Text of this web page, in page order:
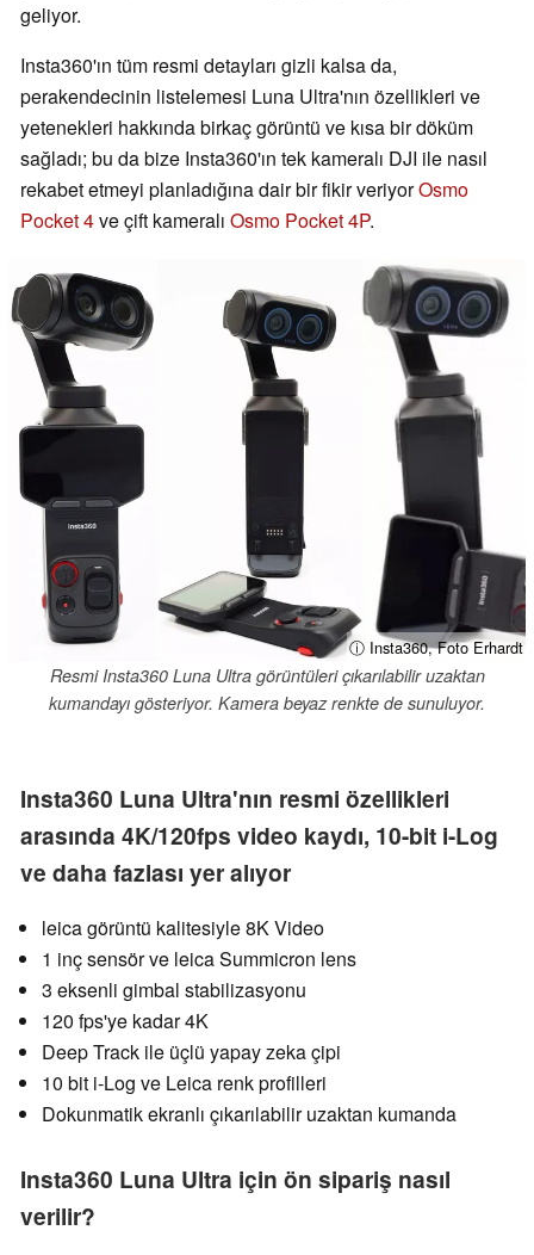
geliyor.
Insta360'ın tüm resmi detayları gizli kalsa da,
perakendecinin listelemesi Luna Ultra'nın özellikleri ve
yetenekleri hakkında birkaç görüntü ve kısa bir döküm
sağladı; bu da bize Insta360'ın tek kameralı DJI ile nasıl
rekabet etmeyi planladığına dair bir fikir veriyorOsmo
Pocket 4ve çift kameralı Osmo Pocket 4P.
ⓘ Insta360, Foto Erhardt
Resmi Insta360 Luna Ultra görüntüleri çıkarılabilir uzaktan
kumandayı gösteriyor. Kamera beyaz renkte de sunuluyor.
Insta360 Luna Ultra'nın resmi özellikleri
arasında 4K/120fps video kaydı, 10-bit i-Log
ve daha fazlası yer alıyor
leica görüntü kalitesiyle 8K Video
1 inç sensör ve leica Summicron lens
3 eksenli gimbal stabilizasyonu
120 fps'ye kadar 4K
Deep Track ile üçlü yapay zeka çipi
10 bit i-Log ve Leica renk profilleri
Dokunmatik ekranlı çıkarılabilir uzaktan kumanda
Insta360 Luna Ultra için ön sipariş nasıl
verilir?